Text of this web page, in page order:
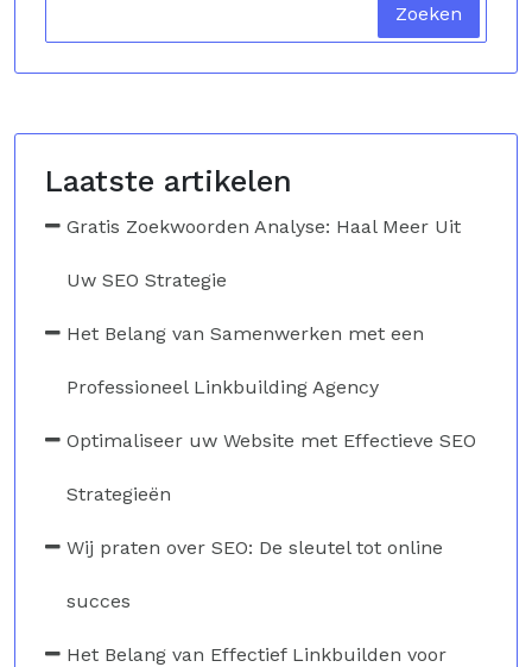
Zoeken
Laatste artikelen
Gratis Zoekwoorden Analyse: Haal Meer Uit
Uw SEO Strategie
Het Belang van Samenwerken met een
Professioneel Linkbuilding Agency
Optimaliseer uw Website met Effectieve SEO
Strategieën
Wij praten over SEO: De sleutel tot online
succes
Het Belang van Effectief Linkbuilden voor